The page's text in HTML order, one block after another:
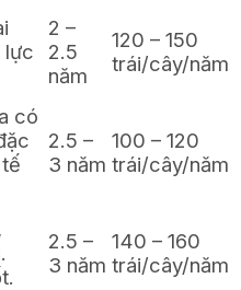
lực
2 –
2.5
năm
120 – 150
trái/cây/năm
có
2.5 –
3 năm
100 – 120
trái/cây/năm
2.5 –
3 năm
140 – 160
trái/cây/năm